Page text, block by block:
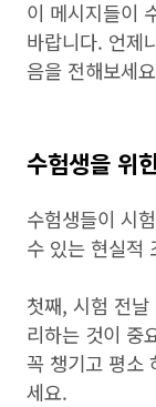
이 메시지들이
바랍니다. 언제
음을 전해보세
수험생을 위
수험생들이 시
수 있는 현실적
첫째, 시험 전
리하는 것이 중
꼭 챙기고 평소
세요.